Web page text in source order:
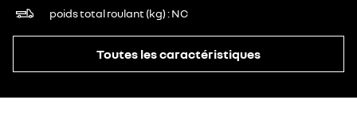
poids total roulant (kg) NC
Toutes les caractéristiques